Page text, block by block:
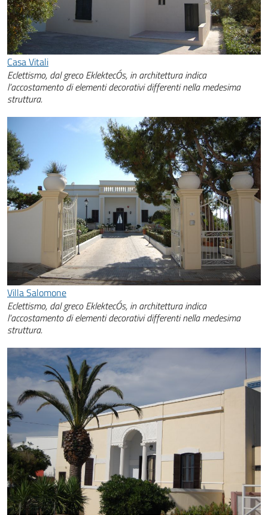
Casa Vitali
Eclettismo, dal greco EklektecÓs, in architettura indica
l’accostamento di elementi decorativi differenti nella medesima
struttura.
Villa Salomone
Eclettismo, dal greco EklektecÓs, in architettura indica
l’accostamento di elementi decorativi differenti nella medesima
struttura.